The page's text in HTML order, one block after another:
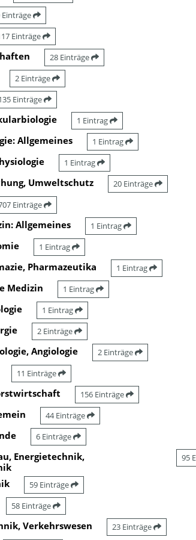
Einträge
Einträge
28 Einträge
2 Einträge
Einträge
1 Eintrag
Allgemeines 1 Eintrag
1 Eintrag
Umweltschutz 20 Einträge
Einträge
Allgemeines 1 Eintrag
1 Eintrag
Pharmazeutika 1 Eintrag
Medizin 1 Eintrag
1 Eintrag
2 Einträge
Angiologie 2 Einträge
11 Einträge
156 Einträge
44 Einträge
6 Einträge
Energietechnik,
95
59 Einträge
58 Einträge
Verkehrswesen 23 Einträge